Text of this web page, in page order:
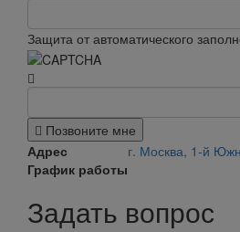
Защита от автоматического
Позвоните мне
Адрес
г. Москва, 1-й
График работы
Задать вопрос